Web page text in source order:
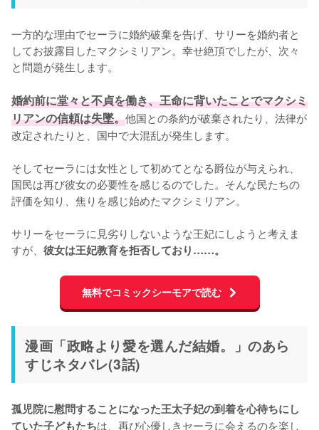
一方的な理由でセーラに婚約破棄を告げ、サリーを婚約者と
してお披露目したマクシミリアン。幸せ絶頂でしたが、次々
と問題が発生します。
婚約前に堂々と不貞を働き、王命に背いたことでマクシミ
リアンの信頼は失墜。他国との条約が破棄されたり、法律が
改定されたりと、国中で大混乱が発生します。
そしてセーラには女性として初めてとなる爵位が与えられ、
国民は再び彼女の必要性を感じるのでした。そんな民たちの
評価を知り、焦りを感じ始めたマクシミリアン。
サリーをセーラに見劣りしないような王妃にしようと考えま
すが、 彼女は王妃教育を拒否しており……。
無料でコミックシーモアで読む
漫画「政略より愛を選んだ結婚。」のあら
すじネタバレ(3話)
孤児院に慰問することになった王太子妃の到着を心待ちにし
ていた子どもたちは、再び心優しきセーラに会えるのを楽し